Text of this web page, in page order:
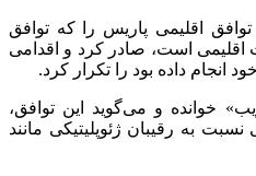
اقلیمی پاریس را که توافق
اقلیمی است، صادر کرد و اقدامی
داده بود را تکرار کرد.
خوانده و می‌گوید این توافق،
به رقیبان ژئوپلیتیکی مانند